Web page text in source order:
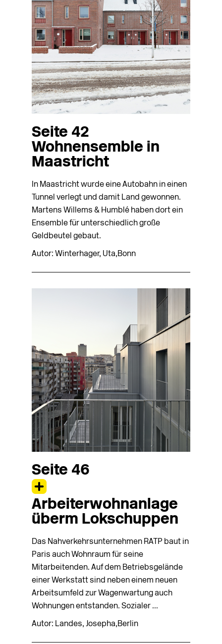
Seite 42
Wohnensemble in
Maastricht
In Maastricht wurde eine Autobahn in einen
Tunnel verlegt und damit Land gewonnen.
Martens Willems & Humblé haben dort ein
Ensemble für unterschiedlich große
Geldbeutel gebaut.
Autor: Winterhager, Uta,Bonn
Seite 46
Arbeiterwohnanlage
überm Lokschuppen
Das Nahverkehrs­unternehmen RATP baut in
Paris auch Wohnraum für seine
Mitarbeitenden. Auf dem Betriebs­ge­­län­­de
einer Werkstatt sind neben einem neuen
Arbeitsumfeld zur Wagenwartung auch
Wohnungen ent­­­stan­­den. Sozialer ...
Autor: Landes, Josepha,Berlin